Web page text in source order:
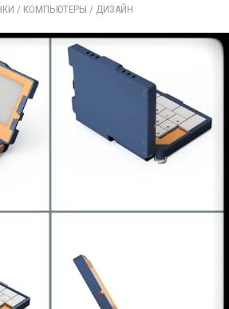
/ КОМПЬЮТЕРЫ / ДИЗАЙН